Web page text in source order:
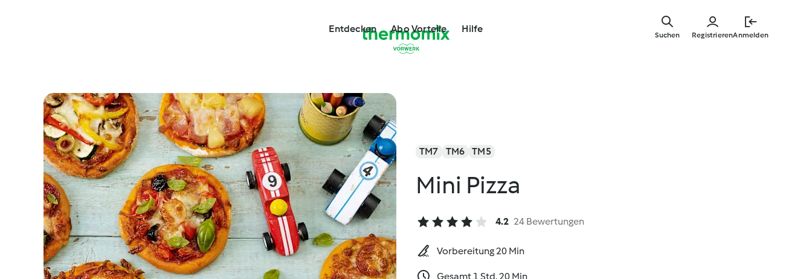
springen
Entdecken Abo Vorteile Hilfe
RegistrierenAnmelden
Suchen
TM7 TM6 TM5
Mini Pizza
4.2 24 Bewertungen
Vorbereitung 20 Min
Gesamt 1 Std. 20 Min